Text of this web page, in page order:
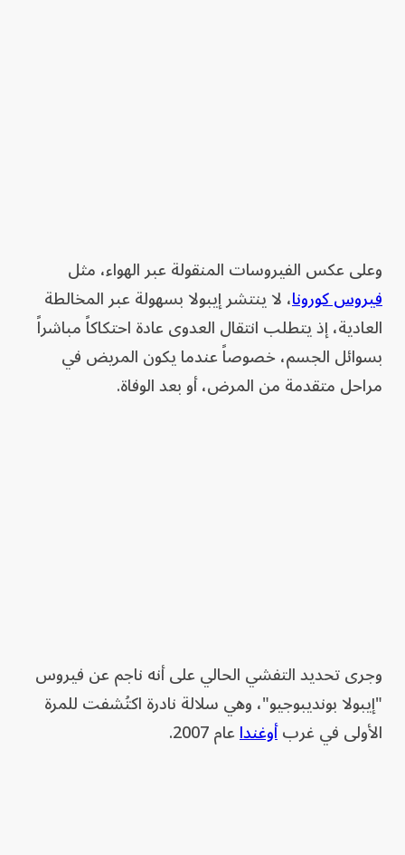
وعلى عكس الفيروسات المنقولة عبر الهواء، مثل
فيروس كورونا، لا ينتشر إيبولا بسهولة عبر المخالطة
العادية، إذ يتطلب انتقال العدوى عادة احتكاكاً مباشراً
بسوائل الجسم، خصوصاً عندما يكون المريض في
مراحل متقدمة من المرض، أو بعد الوفاة.
وجرى تحديد التفشي الحالي على أنه ناجم عن فيروس
"إيبولا بونديبوجيو"، وهي سلالة نادرة اكتُشفت للمرة
الأولى في غربأوغنداعام 2007.